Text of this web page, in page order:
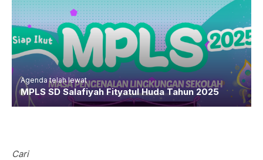
Agenda telah lewat
MPLS SD Salafiyah Fityatul Huda Tahun 2025
Cari